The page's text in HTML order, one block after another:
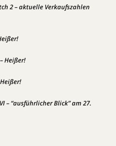
2 – aktuelle Verkaufszahlen
Heißer!
– “ausführlicher Blick” am 27.